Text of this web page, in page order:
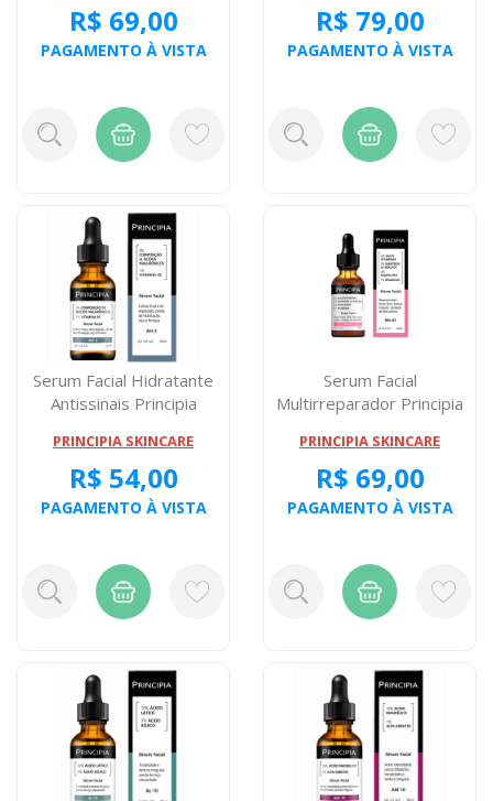
R$ 69,00
PAGAMENTO À VISTA
R$ 79,00
PAGAMENTO À VISTA
Serum Facial Hidratante
Antissinais Principia
PRINCIPIA SKINCARE
R$ 54,00
PAGAMENTO À VISTA
Serum Facial
Multirreparador Principia
PRINCIPIA SKINCARE
R$ 69,00
PAGAMENTO À VISTA